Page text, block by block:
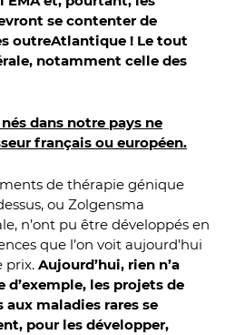
se contenter de
outreAtlantique ! Le tout
notamment celle des
dans notre pays ne
français ou européen.
de thérapie génique
ou Zolgensma
n’ont pu être développés en
que l’on voit aujourd’hui
prix. Aujourd’hui, rien n’a
les projets de
maladies rares se
pour les développer,